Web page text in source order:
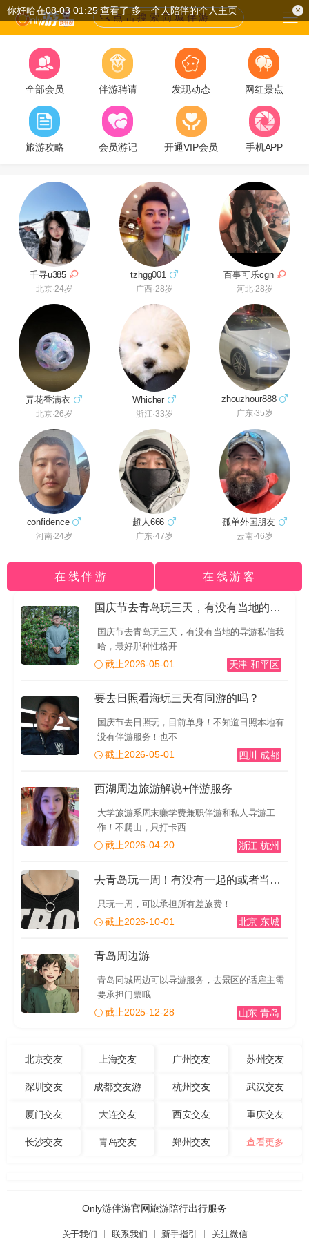
点 击 搜 索 同 城 伴 游
全部会员 伴游聘请 发现动态 网红景点
旅游攻略 会员游记 开通VIP会员 手机APP
千寻u385
北京·24岁
tzhgg001
广西·28岁
百事可乐cgn
河北·28岁
弄花香满衣
北京·26岁
Whicher
浙江·33岁
zhouzhour888
广东·35岁
confidence
河南·24岁
超人666
广东·47岁
孤单外国朋友
云南·46岁
在 线 伴 游 在 线 游 客
国庆节去青岛玩三天，有没有当地的导游私信我哈
国庆节去青岛玩三天，有没有当地的导游私信我
哈，最好那种性格开
截止2026-05-01 天津 和平区
要去日照看海玩三天有同游的吗？
国庆节去日照玩，目前单身！不知道日照本地有
没有伴游服务！也不
截止2026-05-01 四川 成都
西湖周边旅游解说+伴游服务
大学旅游系周末赚学费兼职伴游和私人导游工
作！不爬山，只打卡西
截止2026-04-20 浙江 杭州
去青岛玩一周！有没有一起的或者当地的导游推荐一下！有
只玩一周，可以承担所有差旅费！
截止2026-10-01 北京 东城
青岛周边游
青岛同城周边可以导游服务，去景区的话雇主需
要承担门票哦
截止2025-12-28 山东 青岛
北京交友 上海交友 广州交友 苏州交友
深圳交友 成都交友游 杭州交友 武汉交友
厦门交友 大连交友 西安交友 重庆交友
长沙交友 青岛交友 郑州交友 查看更多
Only游伴游官网旅游陪行出行服务
关于我们 联系我们 新手指引 关注微信
你好哈在08-03 01:25 查看了 多一个人陪伴的个人主页